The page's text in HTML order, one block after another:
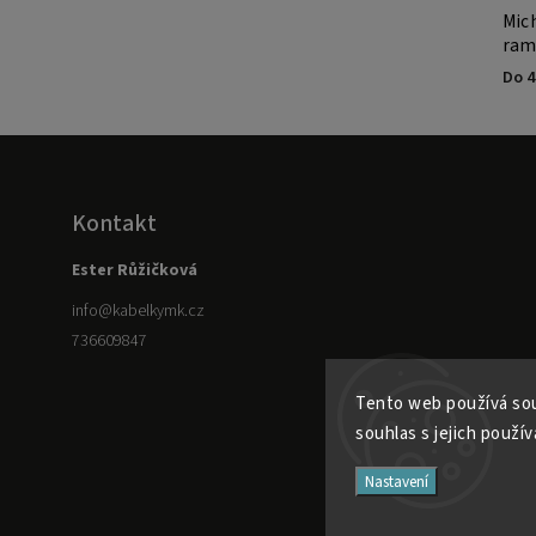
Tento web používá
souhlas s jejich
Nastavení
Do
Kontakt
Ester Růžičková
info@kabelkymk.cz
736609847